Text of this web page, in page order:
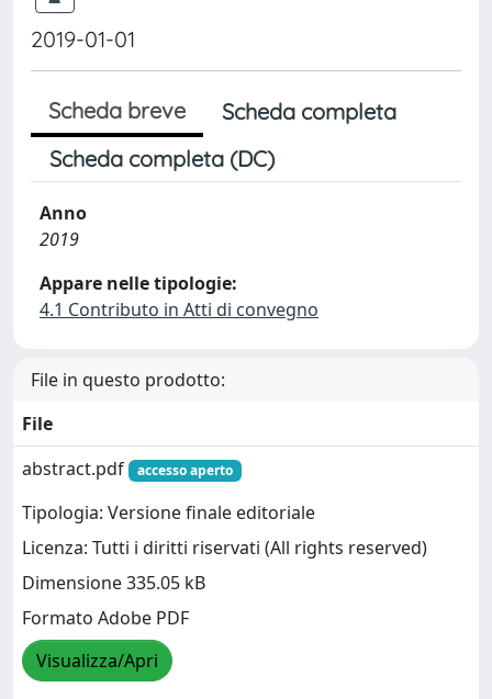
2019-01-01
Scheda breve
Scheda completa
Scheda completa (DC)
Anno
2019
Appare nelle tipologie:
4.1 Contributo in Atti di convegno
File in questo prodotto:
File
abstract.pdf
accesso aperto
Tipologia: Versione finale editoriale
Licenza: Tutti i diritti riservati (All rights reserved)
Dimensione 335.05 kB
Formato Adobe PDF
Visualizza/Apri